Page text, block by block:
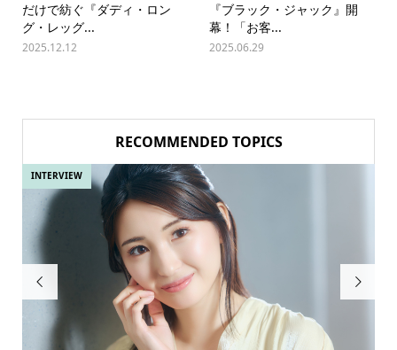
だけで紡ぐ『ダディ・ロン
グ・レッグ...
2025.12.12
『ブラック・ジャック』開
幕！「お客...
2025.06.29
RECOMMENDED TOPICS

INTERVIEW
